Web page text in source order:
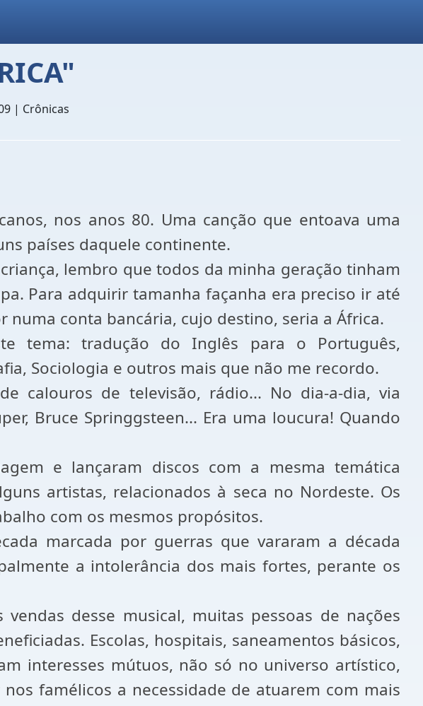
| Crônicas
nos anos 80. Uma canção que entoava uma
países daquele continente.
lembro que todos da minha geração tinham
Para adquirir tamanha façanha era preciso ir até
conta bancária, cujo destino, seria a África.
tema: tradução do Inglês para o Português,
Sociologia e outros mais que não me recordo.
calouros de televisão, rádio... No dia-a-dia, via
Bruce Springgsteen... Era uma loucura! Quando
e lançaram discos com a mesma temática
artistas, relacionados à seca no Nordeste. Os
com os mesmos propósitos.
marcada por guerras que vararam a década
a intolerância dos mais fortes, perante os
desse musical, muitas pessoas de nações
Escolas, hospitais, saneamentos básicos,
interesses mútuos, não só no universo artístico,
famélicos a necessidade de atuarem com mais